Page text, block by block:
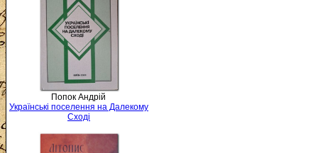
Попок Андрій
Українські поселення на Далекому
Сході